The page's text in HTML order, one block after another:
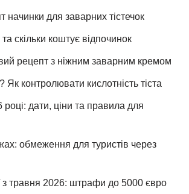
для заварних тістечок
скільки коштує відпочинок
рецепт з ніжним заварним кремом
контролювати кислотність тіста
дати, ціни та правила для
обмеження для туристів через
з травня 2026: штрафи до 5000 євро